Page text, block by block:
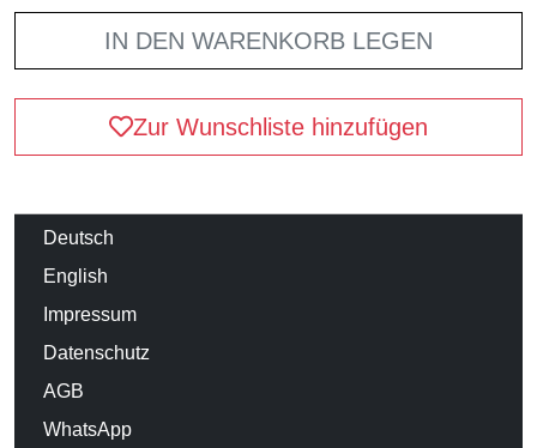
IN DEN WARENKORB LEGEN
Zur Wunschliste hinzufügen
Deutsch
English
Impressum
Datenschutz
AGB
WhatsApp